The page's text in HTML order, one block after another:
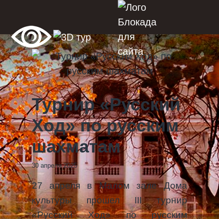
Турнир «Русский
Ход» по русским
шахматам
30 апреля 2025
27 апреля в Малом зале Дома
культуры прошел ІІІ турнир
«Русский Ход» по русским